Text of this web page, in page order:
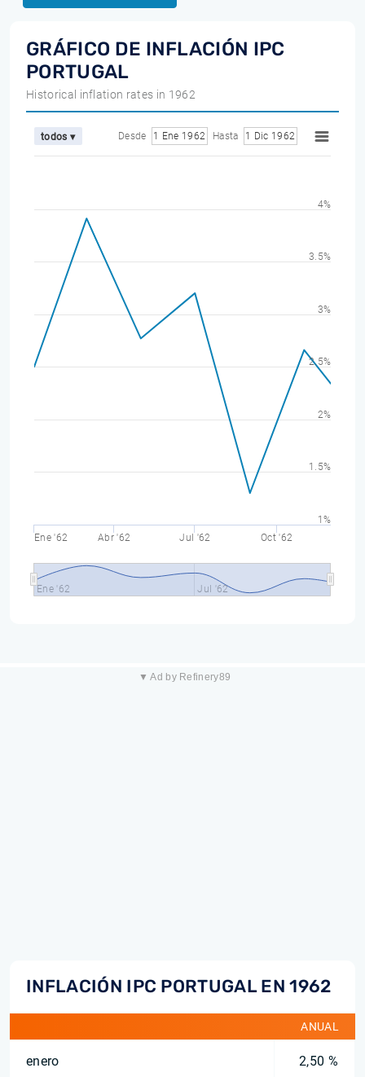
GRÁFICO DE INFLACIÓN IPC
PORTUGAL
Historical inflation rates in 1962
todos ▾ Desde 1 Ene 1962 Hasta 1 Dic 1962
Ene '62 Abr '62 Jul '62 Oct '62
Ene '62 Jul '62
1%
1.5%
2%
2.5%
3%
3.5%
4%
▼ Ad by Refinery89
INFLACIÓN IPC PORTUGAL EN 1962
ANUAL
enero 2,50 %